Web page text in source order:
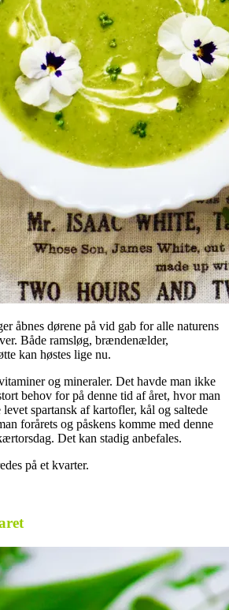
åbnes dørene på vid gab for alle naturens
Både ramsløg, brændenælder,
kan høstes lige nu.
og mineraler. Det havde man ikke
behov for på denne tid af året, hvor man
spartansk af kartofler, kål og saltede
forårets og påskens komme med denne
Det kan stadig anbefales.
på et kvarter.